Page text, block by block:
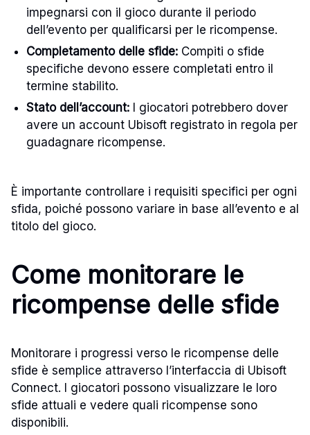
impegnarsi con il gioco durante il periodo
dell’evento per qualificarsi per le ricompense.
Completamento delle sfide: Compiti o sfide
specifiche devono essere completati entro il
termine stabilito.
Stato dell’account: I giocatori potrebbero dover
avere un account Ubisoft registrato in regola per
guadagnare ricompense.
È importante controllare i requisiti specifici per ogni
sfida, poiché possono variare in base all’evento e al
titolo del gioco.
Come monitorare le
ricompense delle sfide
Monitorare i progressi verso le ricompense delle
sfide è semplice attraverso l’interfaccia di Ubisoft
Connect. I giocatori possono visualizzare le loro
sfide attuali e vedere quali ricompense sono
disponibili.